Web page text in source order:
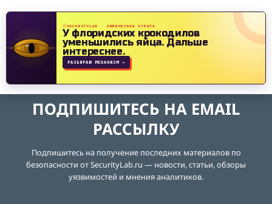
SECURITYLAB · ХИМИЧЕСКАЯ УГРОЗА
У флоридских крокодилов
уменьшились яйца.Дальше
интереснее.
РАЗБИРАЮ МЕХАНИЗМ →
ПОДПИШИТЕСЬ НА EMAIL
РАССЫЛКУ
Подпишитесь на получение последних материалов по
безопасности от SecurityLab.ru — новости, статьи, обзоры
уязвимостей и мнения аналитиков.